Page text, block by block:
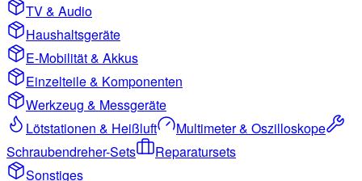
TV & Audio
Haushaltsgeräte
E-Mobilität & Akkus
Einzelteile & Komponenten
Werkzeug & Messgeräte
Lötstationen & Heißluft
Multimeter & Oszilloskope
Schraubendreher-Sets
Reparatursets
Sonstiges